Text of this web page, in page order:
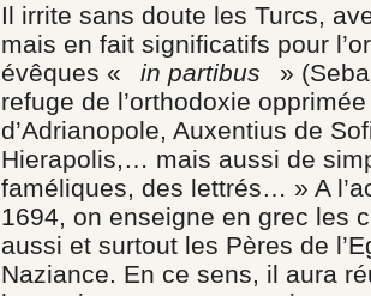
Il irrite sans doute les Turcs,
mais en fait significatifs pour
évêques «
in partibus
»
refuge de l’orthodoxie
d’Adrianopole, Auxentius de
Hierapolis,… mais aussi de
faméliques, des lettrés… » A
1694, on enseigne en grec les
aussi et surtout les Pères de
Naziance. En ce sens, il aura